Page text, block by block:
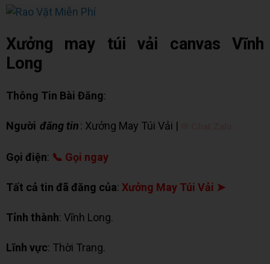
Xưởng may túi vải canvas Vĩnh
Long
Thông Tin Bài Đăng:
Người đăng tin: Xưởng May Túi Vải |
Gọi điện: 📞 Gọi ngay
Tất cả tin đã đăng của: Xưởng May Túi Vải ➤
Tỉnh thành: Vĩnh Long.
Lĩnh vực: Thời Trang.